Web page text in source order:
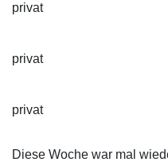
privat
privat
privat
Diese Woche war mal